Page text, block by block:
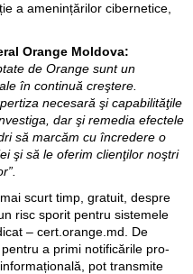
a amenințărilor cibernetice,
Orange Moldova:
de Orange sunt un
în continuă creştere.
necesară şi capabilităţile
dar şi remedia efectele
să marcăm cu încredere o
şi să le oferim clienţilor noştri
scurt timp, gratuit, despre
risc sporit pentru sistemele
– cert.orange.md. De
a primi notificările pro-
pot transmite